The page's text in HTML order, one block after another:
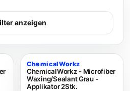
anzeigen
ChemicalWorkz
ChemicalWorkz - Microfiber
Waxing/Sealant Grau -
Applikator 2Stk.